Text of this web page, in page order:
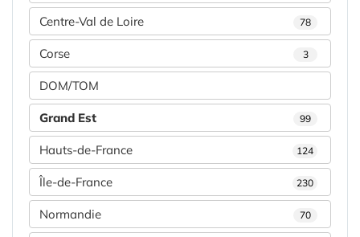
Centre-Val de Loire 78
Corse 3
DOM/TOM
Grand Est 99
Hauts-de-France 124
Île-de-France 230
Normandie 70